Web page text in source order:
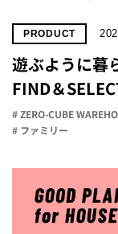
PRODUCT
遊ぶように暮
FIND＆
# ZERO-CUBE
# ファミリー